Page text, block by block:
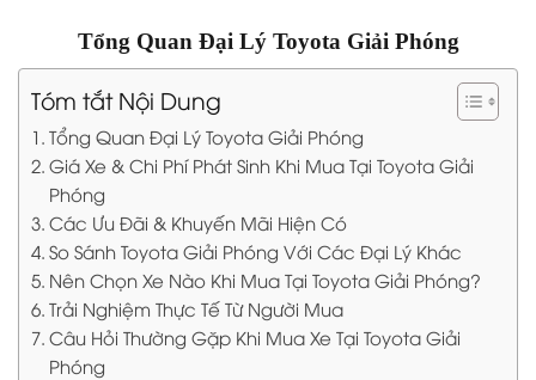
Tổng Quan Đại Lý Toyota Giải Phóng
Tóm tắt Nội Dung
Tổng Quan Đại Lý Toyota Giải Phóng
Giá Xe & Chi Phí Phát Sinh Khi Mua Tại Toyota Giải
Phóng
Các Ưu Đãi & Khuyến Mãi Hiện Có
So Sánh Toyota Giải Phóng Với Các Đại Lý Khác
Nên Chọn Xe Nào Khi Mua Tại Toyota Giải Phóng?
Trải Nghiệm Thực Tế Từ Người Mua
Câu Hỏi Thường Gặp Khi Mua Xe Tại Toyota Giải
Phóng